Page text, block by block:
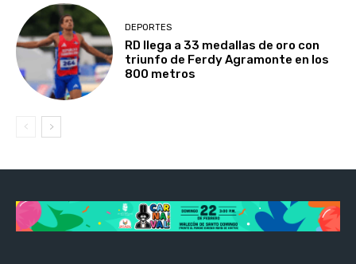
DEPORTES
RD llega a 33 medallas de oro con
triunfo de Ferdy Agramonte en los
800 metros